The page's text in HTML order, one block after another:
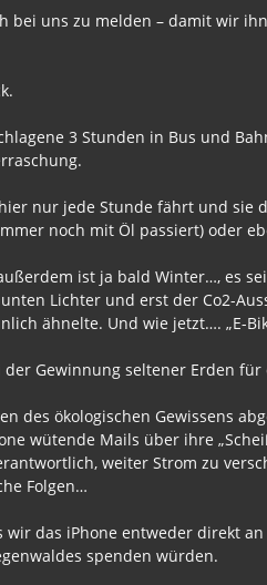
uns zu melden – damit wir
3 Stunden in Bus und
nur jede Stunde fährt und
noch mit Öl passiert) oder
ist ja bald Winter…, es
Lichter und erst der Co2-
ähnelte. Und wie jetzt…. „E-
Gewinnung seltener Erden für
des ökologischen Gewissens
wütende Mails über ihre
weiter Strom zu
Folgen…
das iPhone entweder direkt
spenden würden.